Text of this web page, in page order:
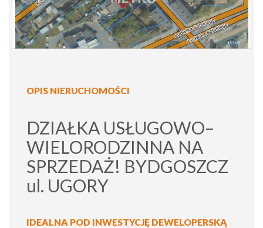
OPIS NIERUCHOMOŚCI
DZIAŁKA USŁUGOWO–
WIELORODZINNA NA
SPRZEDAŻ! BYDGOSZCZ
ul. UGORY
IDEALNA POD INWESTYCJĘ DEWELOPERSKĄ